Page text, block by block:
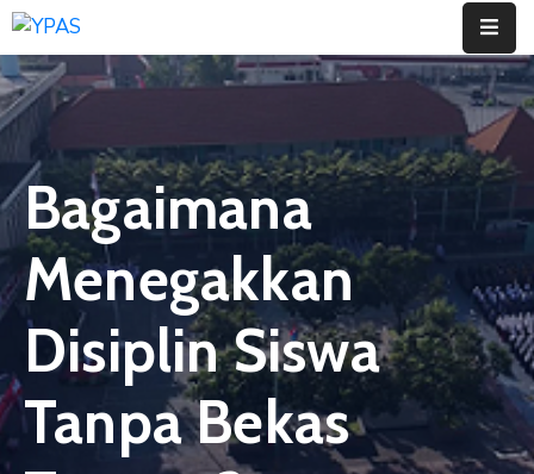
Home
Profil
Jenjang
Pendidikan
Informasi
Berita
Artikel
Bagaimana
Menegakkan
Disiplin Siswa
Tanpa Bekas